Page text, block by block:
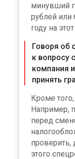
минувший
рублей или
году на
Говоря об
к вопросу
компания
принять
Кроме того,
Например,
перед
проверить,
этого